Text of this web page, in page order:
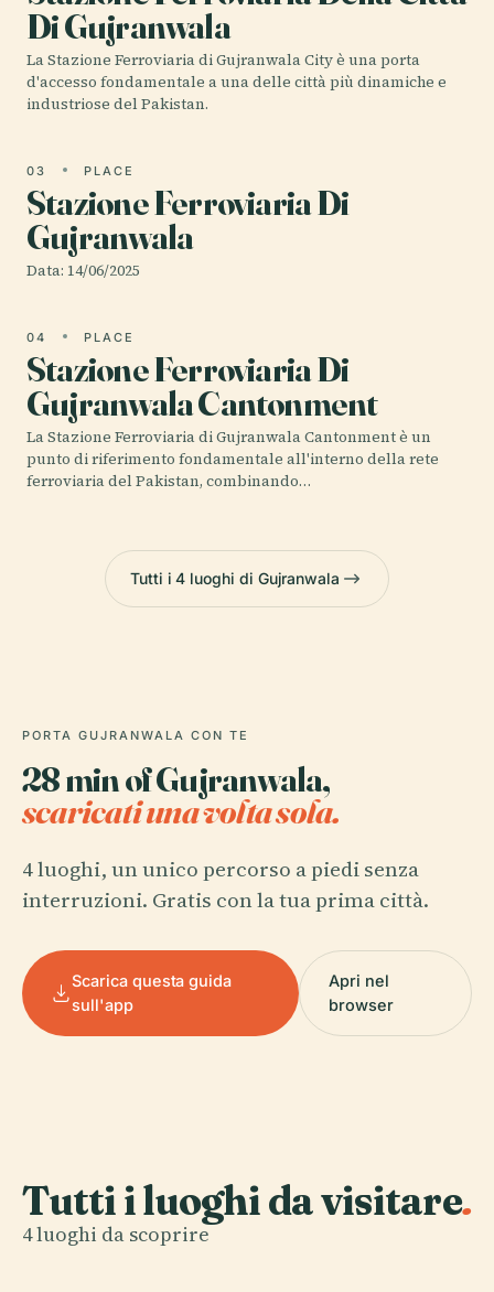
Di Gujranwala
La Stazione Ferroviaria di Gujranwala City è una porta
d'accesso fondamentale a una delle città più dinamiche e
industriose del Pakistan.
03 PLACE
Stazione Ferroviaria Di
Gujranwala
Data: 14/06/2025
04 PLACE
Stazione Ferroviaria Di
Gujranwala Cantonment
La Stazione Ferroviaria di Gujranwala Cantonment è un
punto di riferimento fondamentale all'interno della rete
ferroviaria del Pakistan, combinando…
Tutti i 4 luoghi di Gujranwala
PORTA GUJRANWALA CON TE
28 min of Gujranwala,
scaricati una volta sola.
4 luoghi, un unico percorso a piedi senza
interruzioni. Gratis con la tua prima città.
Scarica questa guida
sull'app
Apri nel
browser
Tutti i luoghi da visitare.
4 luoghi da scoprire